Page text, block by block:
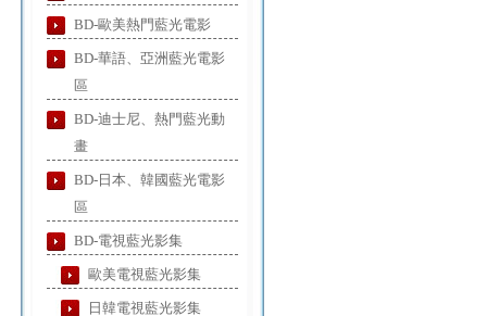
BD-歐美熱門藍光電影
BD-華語、亞洲藍光電影
區
BD-迪士尼、熱門藍光動
畫
BD-日本、韓國藍光電影
區
BD-電視藍光影集
歐美電視藍光影集
日韓電視藍光影集